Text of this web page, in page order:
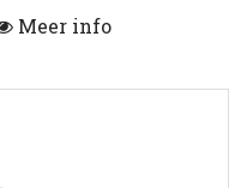
Meer info